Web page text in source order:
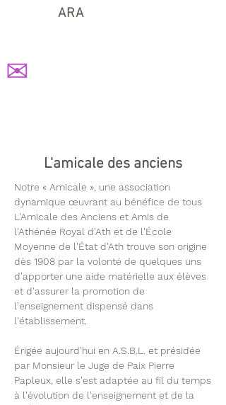
ARA
✉
L'amicale des anciens
Notre « Amicale », une association
dynamique œuvrant au bénéfice de tous
L'Amicale des Anciens et Amis de
l'Athénée Royal d'Ath et de l'École
Moyenne de l'État d'Ath trouve son origine
dès 1908 par la volonté de quelques uns
d'apporter une aide matérielle aux élèves
et d'assurer la promotion de
l'enseignement dispensé dans
l'établissement.
Érigée aujourd'hui en A.S.B.L. et présidée
par Monsieur le Juge de Paix Pierre
Papleux, elle s'est adaptée au fil du temps
à l'évolution de l'enseignement et de la